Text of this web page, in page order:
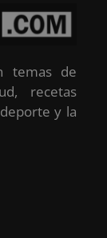
temas de
recetas
y la